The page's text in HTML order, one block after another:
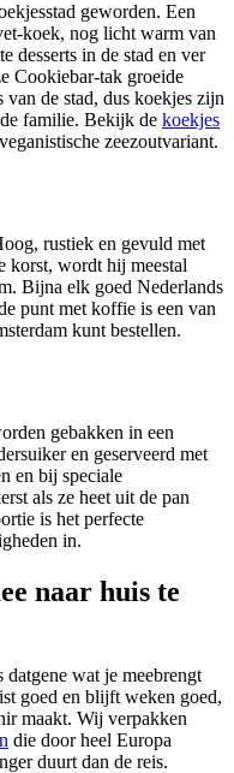
geworden. Een
koek, nog licht warm van
desserts in de stad en ver
Cookiebar-tak groeide
van de stad, dus koekjes zijn
familie. Bekijk de koekjes
zeezoutvariant.
rustiek en gevuld met
korst, wordt hij meestal
Bijna elk goed Nederlands
punt met koffie is een van
kunt bestellen.
gebakken in een
en geserveerd met
en bij speciale
als ze heet uit de pan
is het perfecte
in.
naar huis te
datgene wat je meebrengt
goed en blijft weken goed,
maakt. Wij verpakken
die door heel Europa
duurt dan de reis.